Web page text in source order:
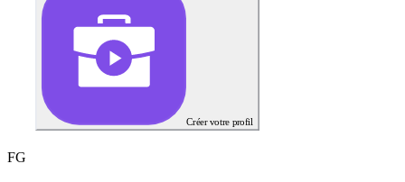
Créer votre profil
FG